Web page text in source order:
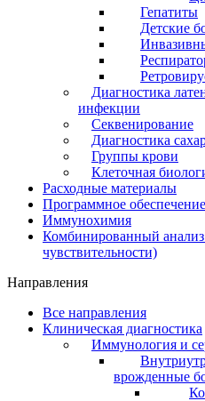
Гепатиты
Детские
Диагностика
инфекции
Секвенирование
Диагностика
Группы крови
Клеточная
Расходные материалы
Программное обеспечение
Иммунохимия
Комбинированный
чувствительности)
Направления
Все направления
Клиническая диагностика
Иммунология и
врожденные